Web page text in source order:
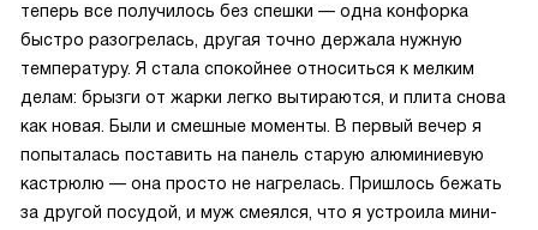
теперь все получилось без спешки — одна конфорка
быстро разогрелась, другая точно держала нужную
температуру. Я стала спокойнее относиться к мелким
делам: брызги от жарки легко вытираются, и плита снова
как новая. Были и смешные моменты. В первый вечер я
попыталась поставить на панель старую алюминиевую
кастрюлю — она просто не нагрелась. Пришлось бежать
за другой посудой, и муж смеялся, что я устроила мини-